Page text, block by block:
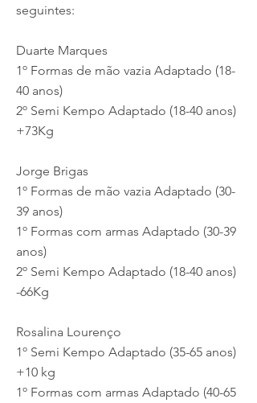
seguintes:
Duarte Marques
1º Formas de mão vazia Adaptado (18-
40 anos)
2º Semi Kempo Adaptado (18-40 anos)
+73Kg
Jorge Brigas
1º Formas de mão vazia Adaptado (30-
39 anos)
1º Formas com armas Adaptado (30-39
anos)
2º Semi Kempo Adaptado (18-40 anos)
-66Kg
Rosalina Lourenço
1º Semi Kempo Adaptado (35-65 anos)
+10 kg
1º Formas com armas Adaptado (40-65